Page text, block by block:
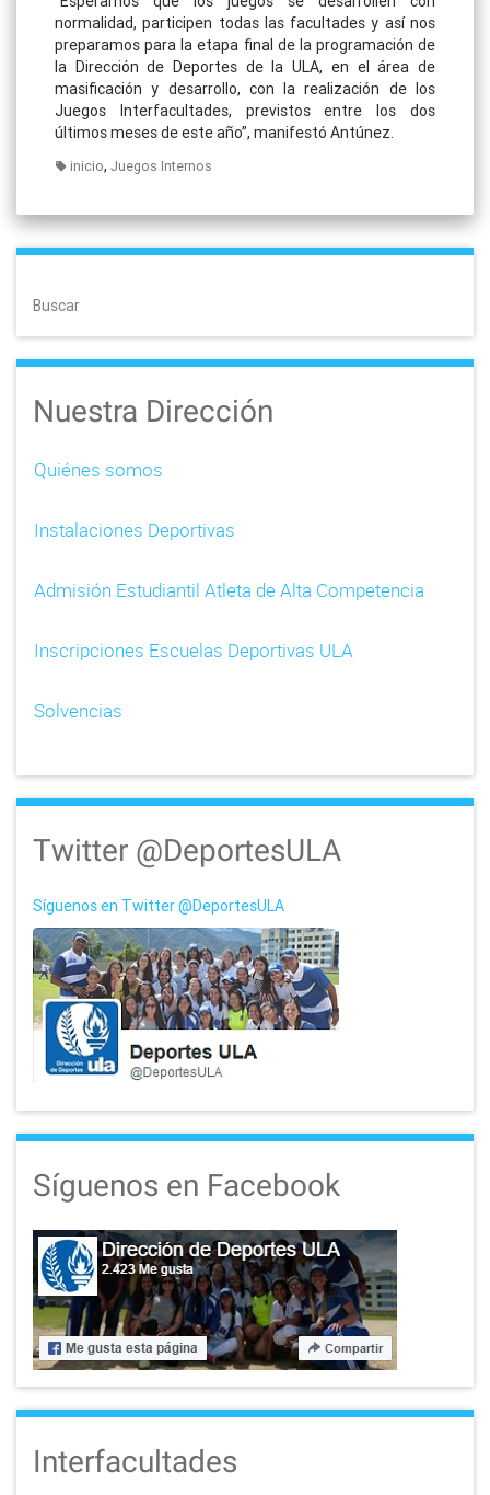
normalidad, participen todas las facultades y así nos
preparamos para la etapa final de la programación de
la Dirección de Deportes de la ULA, en el área de
masificación y desarrollo, con la realización de los
Juegos Interfacultades, previstos entre los dos
últimos meses de este año”, manifestó Antúnez.
inicio, Juegos Internos
Buscar
Nuestra Dirección
Quiénes somos
Instalaciones Deportivas
Admisión Estudiantil Atleta de Alta Competencia
Inscripciones Escuelas Deportivas ULA
Solvencias
Twitter @DeportesULA
Síguenos en Twitter @DeportesULA
Síguenos en Facebook
Interfacultades